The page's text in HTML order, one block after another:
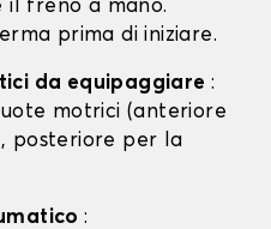
il freno a mano.
prima di iniziare.
da equipaggiare :
motrici (anteriore
posteriore per la
: